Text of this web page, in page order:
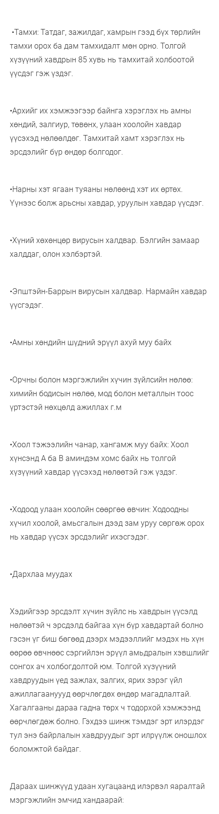
•Тамхи: Татдаг, зажилдаг, хамрын гээд бүх төрлийн
тамхи орох ба дам тамхидалт мөн орно. Толгой
хүзүүний хавдрын 85 хувь нь тамхитай холбоотой
үүсдэг гэж үздэг.
•Архийг их хэмжээгээр байнга хэрэглэх нь амны
хөндий, залгиур, төвөнх, улаан хоолойн хавдар
үүсэхэд нөлөөлдөг. Тамхитай хамт хэрэглэх нь
эрсдэлийг бүр өндөр болгодог.
•Нарны хэт ягаан туяаны нөлөөнд хэт их өртөх.
Үүнээс болж арьсны хавдар, уруулын хавдар үүсдэг.
•Хүний хөхөнцөр вирусын халдвар. Бэлгийн замаар
халддаг, олон хэлбэртэй.
•Эпштэйн-Баррын вирусын халдвар. Нармайн хавдар
үүсгэдэг.
•Амны хөндийн шүдний эрүүл ахуй муу байх
•Орчны болон мэргэжлийн хүчин зүйлсийн нөлөө:
химийн бодисын нөлөө, мод болон металлын тоос
үртэстэй нөхцөлд ажиллах г.м
•Хоол тэжээлийн чанар, хангамж муу байх: Хоол
хүнсэнд А ба В аминдэм хомс байх нь толгой
хүзүүний хавдар үүсэхэд нөлөөтэй гэж үздэг.
•Ходоод улаан хоолойн сөөргөө өвчин: Ходоодны
хүчил хоолой, амьсгалын дээд зам уруу сөргөж орох
нь хавдар үүсэх эрсдэлийг ихэсгэдэг.
•Дархлаа муудах
Хэдийгээр эрсдэлт хүчин зүйлс нь хавдрын үүсэлд
нөлөөтэй ч эрсдэлд байгаа хүн бүр хавдартай болно
гэсэн үг биш бөгөөд дээрх мэдээллийг мэдэх нь хүн
өөрөө өвчнөөс сэргийлэн эрүүл амьдралын хэвшлийг
сонгох ач холбогдолтой юм. Толгой хүзүүний
хавдруудын үед зажлах, залгих, ярих зэрэг үйл
ажиллагаануууд өөрчлөгдөх өндөр магадлалтай.
Хагалгааны дараа гадна төрх ч тодорхой хэмжээнд
өөрчлөгдөж болно. Гэхдээ шинж тэмдэг эрт илэрдэг
тул энэ байрлалын хавдруудыг эрт илрүүлж оношлох
боломжтой байдаг.
Дараах шинжүүд удаан хугацаанд илэрвэл яаралтай
мэргэжлийн эмчид хандаарай: